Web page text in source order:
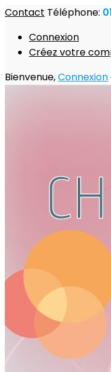
Contact Téléphone:
Connexion
Créez votre
Bienvenue,Connexion